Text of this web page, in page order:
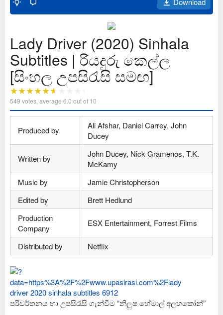
Lady Driver (2020) Sinhala
Subtitles | රියදුරු කෙල්ල
[සිංහල උපසිරැසි සමඟ]
549 votes, average 6.0 out of 10
Produced by
Ali Afshar, Daniel Carrey, John
Ducey
Written by
John Ducey, Nick Gramenos, T.K.
McKamy
Music by
Jamie Christopherson
Edited by
Brett Hedlund
Production
Company
ESX Entertainment, Forrest Films
Distributed by Netflix
පරිවර්තනය හා උපසිරැසි ගැන්වීම “නිලුෂ හේමාල් අලහකෝන්”